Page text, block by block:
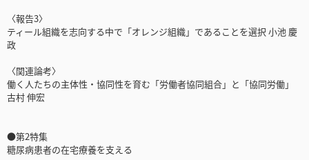
〈報告3〉
ティール組織を志向する中で「オレンジ組織」であることを選択 小池 慶
政
〈関連論考〉
働く人たちの主体性・協同性を育む「労働者協同組合」と「協同労働」
古村 伸宏
●第2特集
糖尿病患者の在宅療養を支える